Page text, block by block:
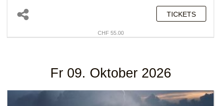
TICKETS
CHF 55.00
Fr 09. Oktober 2026